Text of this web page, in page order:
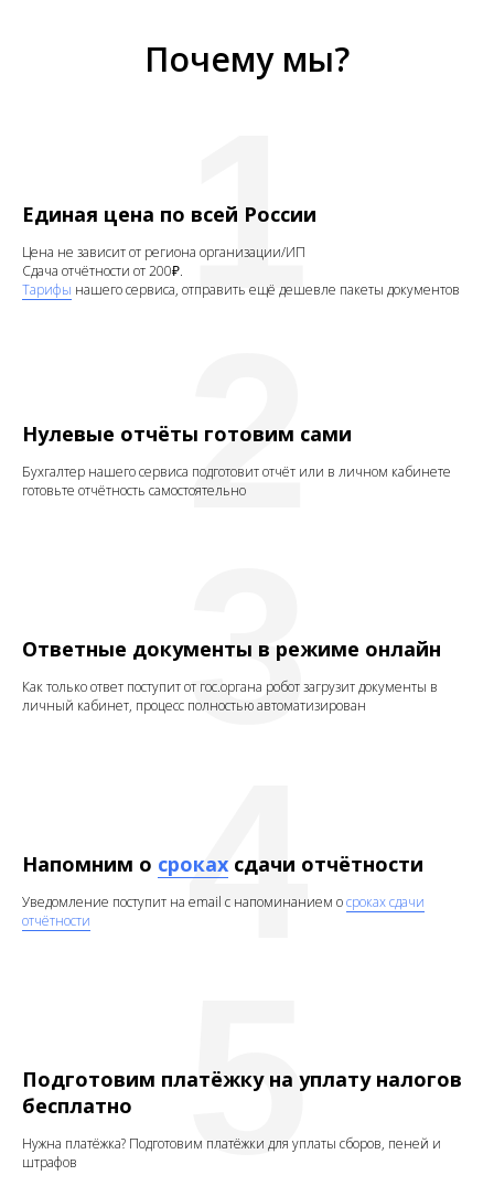
Почему мы?
Единая цена по всей России
Цена не зависит от региона организации/ИП
Сдача отчётности от 200₽.
Тарифы нашего сервиса, отправить ещё дешевле пакеты документов
1
Нулевые отчёты готовим сами
Бухгалтер нашего сервиса подготовит отчёт или в личном кабинете
готовьте отчётность самостоятельно2
Ответные документы в режиме онлайн
Как только ответ поступит от гос.органа робот загрузит документы в
личный кабинет, процесс полностью автоматизирован
3
Напомним о сроках сдачи отчётности
Уведомление поступит на email с напоминанием осроках сдачи
отчётности
4
Подготовим платёжку на уплату налогов
бесплатно
Нужна платёжка? Подготовим платёжки для уплаты сборов, пеней и
штрафов
5